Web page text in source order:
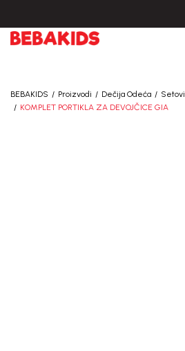
BEBAKIDS Proizvodi Dečija Odeća Setovi
KOMPLET PORTIKLA ZA DEVOJČICE GIA